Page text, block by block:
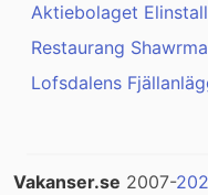
Aktiebolaget
Restaurang
Lofsdalens
Vakanser.se 2007-